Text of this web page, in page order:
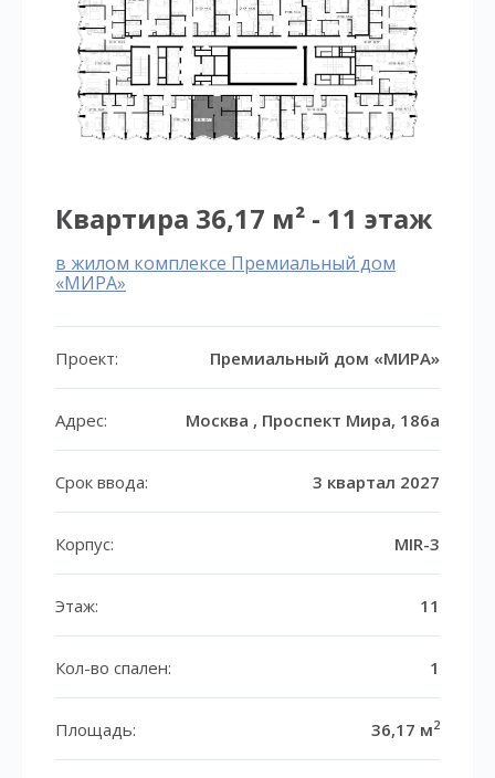
Квартира 36,17 м² - 11 этаж
в жилом комплексе Премиальный дом
«МИРА»
Проект: Премиальный дом «МИРА»
Адрес: Москва , Проспект Мира, 186а
Срок ввода: 3 квартал 2027
Корпус: MIR-3
Этаж: 11
Кол-во спален: 1
Площадь: 36,17 м2